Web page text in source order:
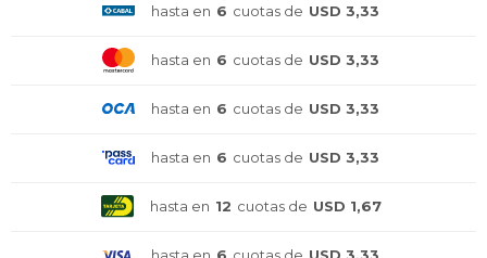
hasta en 6 cuotas de USD 3,33
hasta en 6 cuotas de USD 3,33
hasta en 6 cuotas de USD 3,33
hasta en 6 cuotas de USD 3,33
hasta en 12 cuotas de USD 1,67
hasta en 6 cuotas de USD 3,33